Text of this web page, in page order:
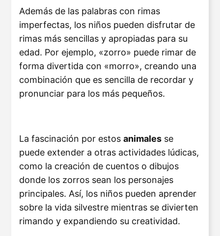
Además de las palabras con rimas
imperfectas, los niños pueden disfrutar de
rimas más sencillas y apropiadas para su
edad. Por ejemplo, «zorro» puede rimar de
forma divertida con «morro», creando una
combinación que es sencilla de recordar y
pronunciar para los más pequeños.
La fascinación por estos animales se
puede extender a otras actividades lúdicas,
como la creación de cuentos o dibujos
donde los zorros sean los personajes
principales. Así, los niños pueden aprender
sobre la vida silvestre mientras se divierten
rimando y expandiendo su creatividad.